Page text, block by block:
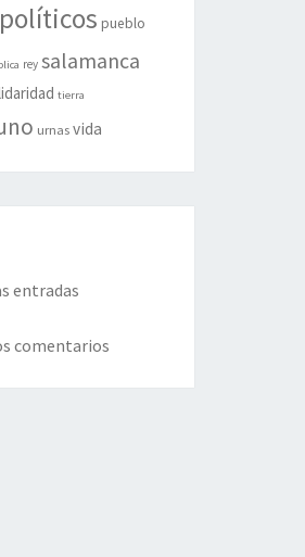
políticos pueblo
rey salamanca
tierra
urnas vida
entradas
comentarios